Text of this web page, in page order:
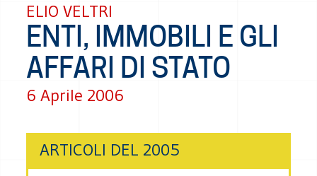
ELIO VELTRI
ENTI, IMMOBILI E GLI
AFFARI DI STATO
6 Aprile 2006
ARTICOLI DEL 2005